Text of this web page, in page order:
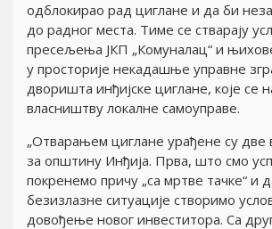
одблокирао рад циглане и да би
до радног места. Тиме се стварају
пресељења ЈКП „Комуналац“ и
у просторије некадашње управне
дворишта инђијске циглане, којe се
власништву локалне самоуправе.
„Отварањем циглане урађене су две
за општину Инђија. Прва, што смо
покренемо причу „са мртве тачке“ и
безизлазне ситуације створимо
довођење новог инвеститора. Са